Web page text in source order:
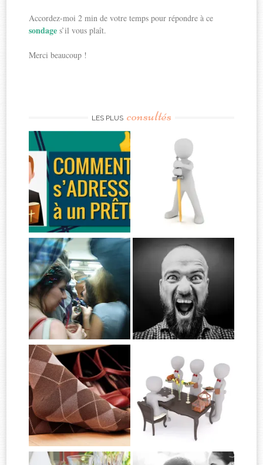
Accordez-moi 2 min de votre temps pour répondre à ce
sondages’il vous plaît.
Merci beaucoup !
LES PLUS consultés